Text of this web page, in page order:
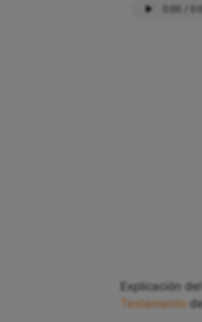
Explicación
Testamentode